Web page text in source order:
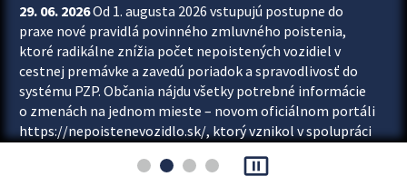
29. 06. 2026Od 1. augusta 2026 vstupujú postupne do
praxe nové pravidlá povinného zmluvného poistenia,
ktoré radikálne znížia počet nepoistených vozidiel v
cestnej premávke a zavedú poriadok a spravodlivosť do
systému PZP. Občania nájdu všetky potrebné informácie
o zmenách na jednom mieste – novom oficiálnom portáli
https://nepoistenevozidlo.sk/, ktorý vznikol v spolupráci
asociácie poisťovní (SLASPO) a Ministerstva vnútra SR.
pause_presentation